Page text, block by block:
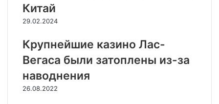
Китай
29.02.2024
Крупнейшие казино Лас-
Вегаса были затоплены из-за
наводнения
26.08.2022